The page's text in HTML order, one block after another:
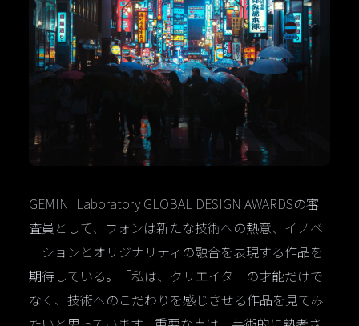
GEMINI Laboratory GLOBAL DESIGN AWARDSの審
査員として、ウォンは新たな技術への熱意、イノベ
ーションとオリジナリティの融合を表現する作品を
期待している。「私は、クリエイターの才能だけで
なく、技術へのこだわりを感じさせる作品を見てみ